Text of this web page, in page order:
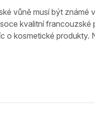
vůně musí být známé
kvalitní francouzské
o kosmetické produkty.